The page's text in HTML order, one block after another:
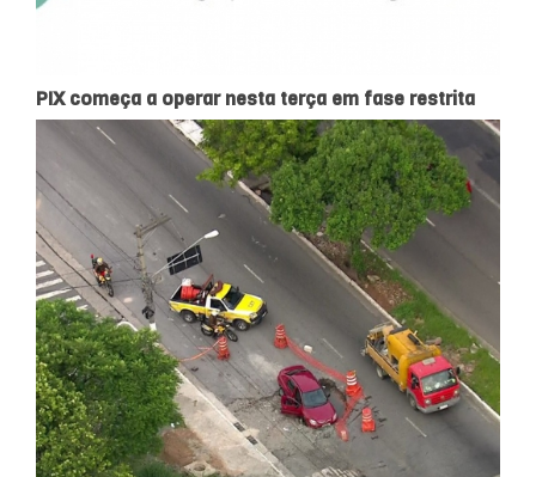
PIX começa a operar nesta terça em fase restrita